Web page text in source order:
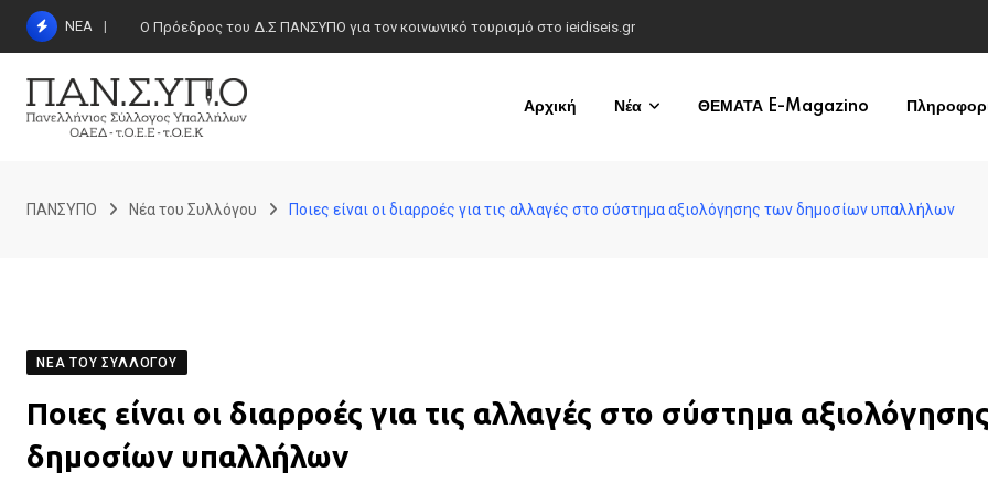
Skip
content
ΝΕΑ Ο Πρόεδρος του Δ.Σ ΠΑΝΣΥΠΟ για τον κοινωνικό τουρισμό στο ieidiseis.gr
Αρχική Νέα ΘΕΜΑΤΑ E-Magazino
ΠΑΝΣΥΠΟ Νέα του Συλλόγου Ποιες είναι οι διαρροές για τις αλλαγές στο σύστημα αξιολόγησης των δημοσίων υπαλλήλων
ΝΈΑ ΤΟΥ ΣΥΛΛΌΓΟΥ
Ποιες είναι οι διαρροές για τις αλλαγές στο σύστημα
δημοσίων υπαλλήλων